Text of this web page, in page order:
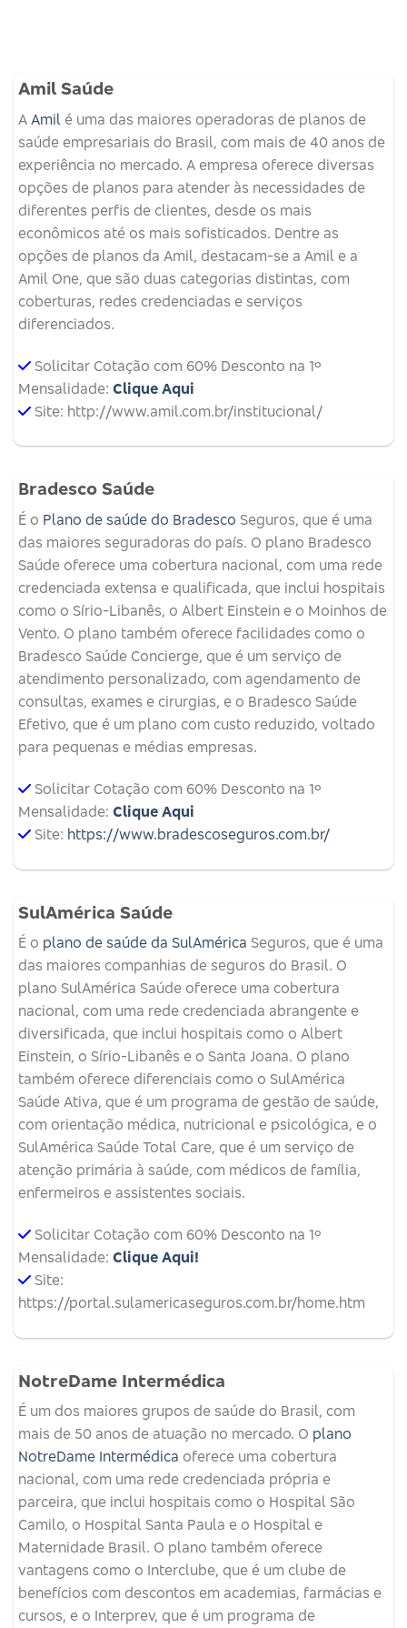
Amil Saúde
A Amil é uma das maiores operadoras de planos de
saúde empresariais do Brasil, com mais de 40 anos de
experiência no mercado. A empresa oferece diversas
opções de planos para atender às necessidades de
diferentes perfis de clientes, desde os mais
econômicos até os mais sofisticados. Dentre as
opções de planos da Amil, destacam-se a Amil e a
Amil One, que são duas categorias distintas, com
coberturas, redes credenciadas e serviços
diferenciados.
Solicitar Cotação com 60% Desconto na 1º
Mensalidade: Clique Aqui
Site: http://www.amil.com.br/institucional/
Bradesco Saúde
É o Plano de saúde do Bradesco Seguros, que é uma
das maiores seguradoras do país. O plano Bradesco
Saúde oferece uma cobertura nacional, com uma rede
credenciada extensa e qualificada, que inclui hospitais
como o Sírio-Libanês, o Albert Einstein e o Moinhos de
Vento. O plano também oferece facilidades como o
Bradesco Saúde Concierge, que é um serviço de
atendimento personalizado, com agendamento de
consultas, exames e cirurgias, e o Bradesco Saúde
Efetivo, que é um plano com custo reduzido, voltado
para pequenas e médias empresas.
Solicitar Cotação com 60% Desconto na 1º
Mensalidade: Clique Aqui
Site: https://www.bradescoseguros.com.br/
SulAmérica Saúde
É o plano de saúde da SulAmérica Seguros, que é uma
das maiores companhias de seguros do Brasil. O
plano SulAmérica Saúde oferece uma cobertura
nacional, com uma rede credenciada abrangente e
diversificada, que inclui hospitais como o Albert
Einstein, o Sírio-Libanês e o Santa Joana. O plano
também oferece diferenciais como o SulAmérica
Saúde Ativa, que é um programa de gestão de saúde,
com orientação médica, nutricional e psicológica, e o
SulAmérica Saúde Total Care, que é um serviço de
atenção primária à saúde, com médicos de família,
enfermeiros e assistentes sociais.
Solicitar Cotação com 60% Desconto na 1º
Mensalidade: Clique Aqui!
Site:
https://portal.sulamericaseguros.com.br/home.htm
NotreDame Intermédica
É um dos maiores grupos de saúde do Brasil, com
mais de 50 anos de atuação no mercado. O plano
NotreDame Intermédica oferece uma cobertura
nacional, com uma rede credenciada própria e
parceira, que inclui hospitais como o Hospital São
Camilo, o Hospital Santa Paula e o Hospital e
Maternidade Brasil. O plano também oferece
vantagens como o Interclube, que é um clube de
benefícios com descontos em academias, farmácias e
cursos, e o Interprev, que é um programa de